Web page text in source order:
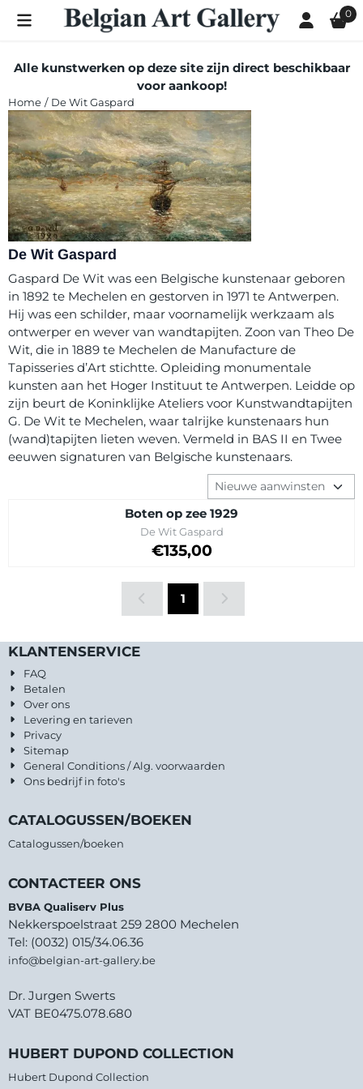
Cookievoorkeuren zijn momenteel gesloten. 0
Alle kunstwerken op deze site zijn direct beschikbaar
voor aankoop!
Home / De Wit Gaspard
De Wit Gaspard
Gaspard De Wit was een Belgische kunstenaar geboren
in 1892 te Mechelen en gestorven in 1971 te Antwerpen.
Hij was een schilder, maar voornamelijk werkzaam als
ontwerper en wever van wandtapijten. Zoon van Theo De
Wit, die in 1889 te Mechelen de Manufacture de
Tapisseries d’Art stichtte. Opleiding monumentale
kunsten aan het Hoger Instituut te Antwerpen. Leidde op
zijn beurt de Koninklijke Ateliers voor Kunstwandtapijten
G. De Wit te Mechelen, waar talrijke kunstenaars hun
(wand)tapijten lieten weven. Vermeld in BAS II en Twee
eeuwen signaturen van Belgische kunstenaars.
Sorteermethode
Boten op zee 1929
Merk:
De Wit Gaspard
Prijs: 135,00
€135,00
1
KLANTENSERVICE
FAQ
Betalen
Over ons
Levering en tarieven
Privacy
Sitemap
General Conditions / Alg. voorwaarden
Ons bedrijf in foto's
CATALOGUSSEN/BOEKEN
Catalogussen/boeken
CONTACTEER ONS
BVBA Qualiserv Plus
Nekkerspoelstraat 259 2800 Mechelen
Tel: (0032) 015/34.06.36
info@belgian-art-gallery.be
Dr. Jurgen Swerts
VAT BE0475.078.680
HUBERT DUPOND COLLECTION
Hubert Dupond Collection